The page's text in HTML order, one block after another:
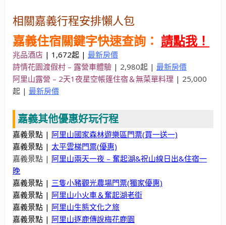
相關嘉義行程安排懶人包
嘉義住宿關鍵字快速查詢： 請點我！
兆品酒店 | 1,672起 | 最新房價
詩情花園渡假村 – 露營車體驗 | 2,980起 | 最新房價
阿里山露營 – 2天1夜星空帳篷住宿＆無菜單料理 | 25,000
起 | 最新房價
嘉義其他優惠好玩行程
嘉義景點 | 阿里山國家森林遊樂區門票(買一送一)
嘉義景點 | 太平雲梯門票(優惠)
嘉義景點 | 阿里山兩天一夜 – 奮起湖&祝山線日出&住宿一
晚
嘉義景點 | 三隻小豬觀光農場門票(獨家優惠)
嘉義景點 | 阿里山小火車＆奮起湖老街
嘉義景點 | 阿里山生態文化之旅
嘉義景點 | 阿里山逐鹿傳說梅花鹿園